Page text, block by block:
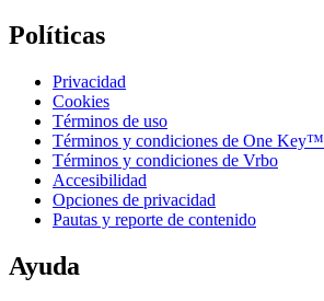
Políticas
Privacidad
Cookies
Términos de uso
Términos y condiciones de One Key™
Términos y condiciones de Vrbo
Accesibilidad
Opciones de privacidad
Pautas y reporte de contenido
Ayuda